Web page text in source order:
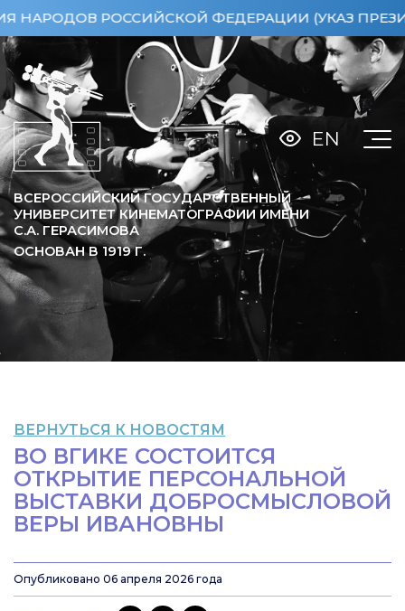
РОССИЙСКОЙ ФЕДЕРАЦИИ (УКАЗ
ВСЕРОССИЙСКИЙ ГОСУДАРСТВЕННЫЙ
УНИВЕРСИТЕТ КИНЕМАТОГРАФИИ ИМЕНИ
С.А. ГЕРАСИМОВА
ОСНОВАН В 1919Г.
EN
ВЕРНУТЬСЯ К НОВОСТЯМ
ВО ВГИКЕ СОСТОИТСЯ
ОТКРЫТИЕ ПЕРСОНАЛЬНОЙ
ВЫСТАВКИ ДОБРОСМЫСЛОВОЙ
ВЕРЫ ИВАНОВНЫ
Опубликовано 06 апреля 2026 года